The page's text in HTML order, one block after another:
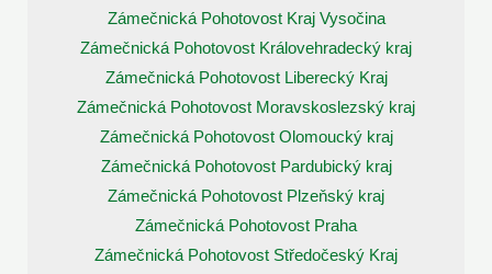
Zámečnická Pohotovost Kraj Vysočina
Zámečnická Pohotovost Královehradecký kraj
Zámečnická Pohotovost Liberecký Kraj
Zámečnická Pohotovost Moravskoslezský kraj
Zámečnická Pohotovost Olomoucký kraj
Zámečnická Pohotovost Pardubický kraj
Zámečnická Pohotovost Plzeňský kraj
Zámečnická Pohotovost Praha
Zámečnická Pohotovost Středočeský Kraj